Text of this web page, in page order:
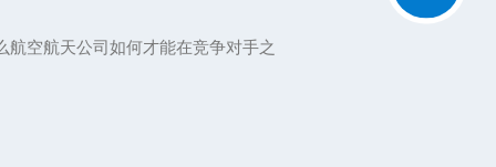
空航天公司如何才能在竞争对手之